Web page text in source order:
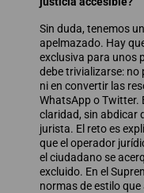
Sin duda, tenemos
apelmazado. Hay
exclusiva para unos
debe trivializarse: no
ni en convertir las
WhatsApp o Twitter.
claridad, sin abdicar
jurista. El reto es
que el operador
el ciudadano se
excluido. En el
normas de estilo que